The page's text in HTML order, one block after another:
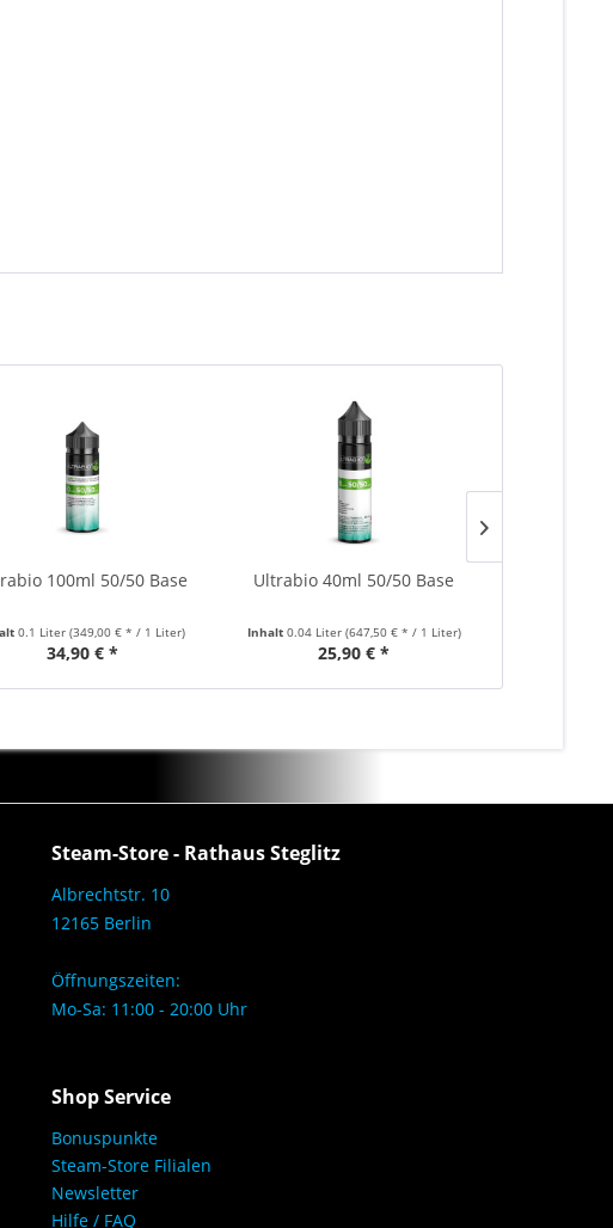
100ml 50/50 Base
0.1 Liter(349,00 € * / 1 Liter)
34,90 € *
Ultrabio 40ml 50/50 Base
Inhalt 0.04 Liter (647,50 € * / 1 Liter)
25,90 € *
Steam-Store - Rathaus Steglitz
Albrechtstr. 10
12165 Berlin
Öffnungszeiten:
Mo-Sa: 11:00 - 20:00 Uhr
Shop Service
Bonuspunkte
Steam-Store Filialen
Newsletter
Hilfe / FAQ